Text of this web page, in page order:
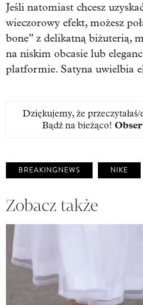
Jeśli natomiast chcesz
wieczorowy efekt, możesz
bone” z delikatną biżuterią,
na niskim obcasie lub
platformie. Satyna uwielbia
Dziękujemy, że
Bądź na bieżąco!
BREAKINGNEWS NIKE
Zobacz także